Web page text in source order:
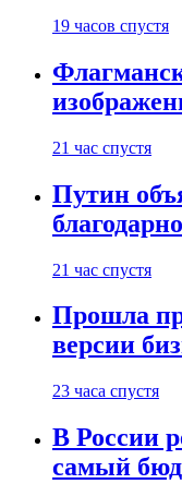
19 часов спустя
21 час спустя
Путин
21 час спустя
Прошла
версии
23 часа спустя
В России
самый